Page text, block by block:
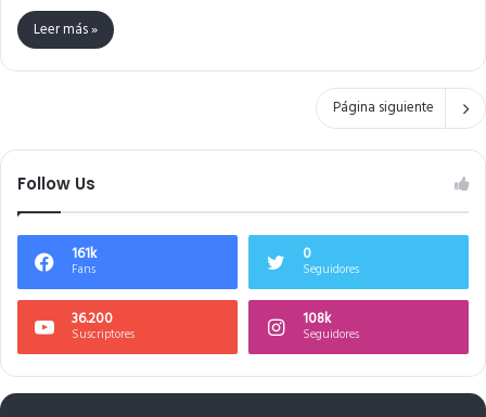
Leer más »
Página siguiente
Follow Us
161k
Fans
0
Seguidores
36.200
Suscriptores
108k
Seguidores